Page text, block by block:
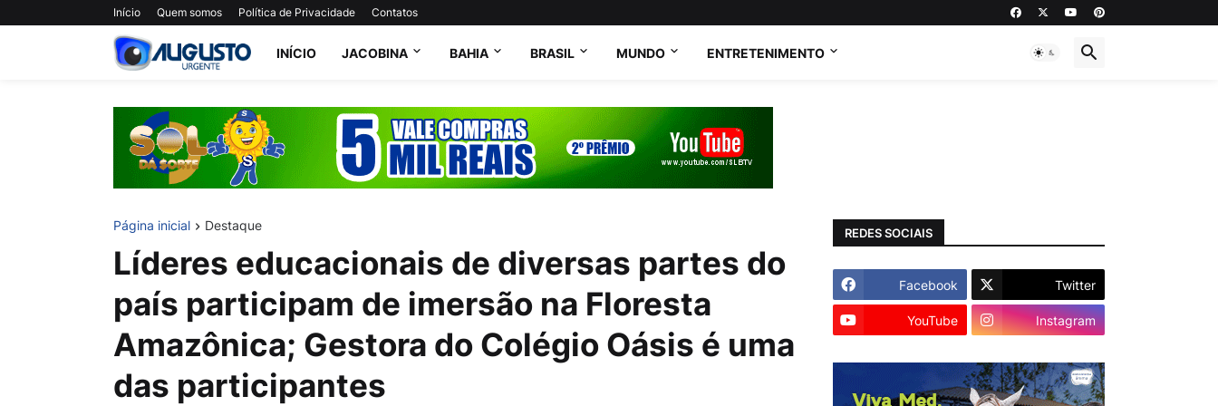
Início Quem somos Política de Privacidade Contatos
INÍCIO JACOBINA BAHIA BRASIL MUNDO ENTRETENIMENTO
Página inicial Destaque
Líderes educacionais de diversas partes do
país participam de imersão na Floresta
Amazônica; Gestora do Colégio Oásis é uma
das participantes
REDES SOCIAIS
Facebook Twitter
YouTube Instagram